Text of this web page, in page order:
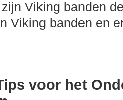
Viking banden
Viking banden en
voor het